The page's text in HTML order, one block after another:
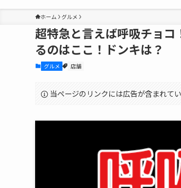
ホーム グルメ
超特急と言えば呼吸チョ
るのはここ！ドンキは？
グルメ 店舗
当ページのリンクには広告が含まれてい